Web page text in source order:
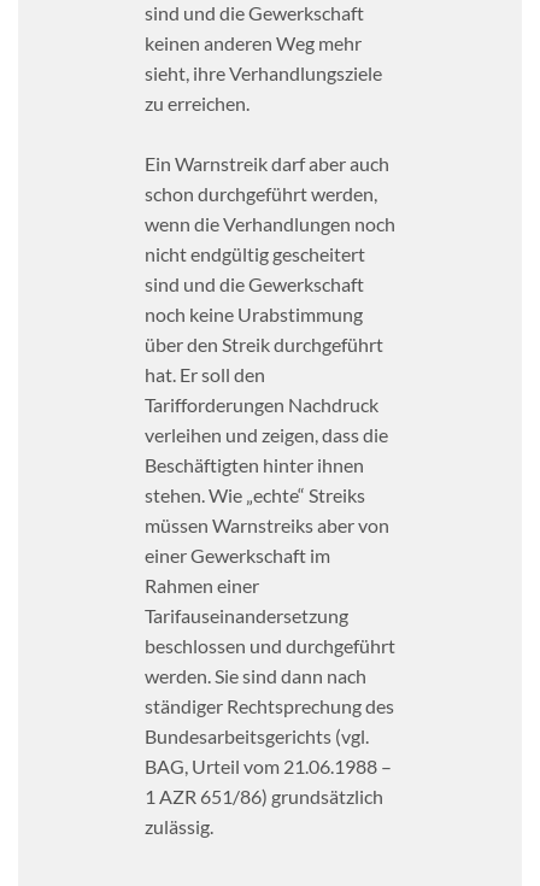
sind und die Gewerkschaft
keinen anderen Weg mehr
sieht, ihre Verhandlungsziele
zu erreichen.
Ein Warnstreik darf aber auch
schon durchgeführt werden,
wenn die Verhandlungen noch
nicht endgültig gescheitert
sind und die Gewerkschaft
noch keine Urabstimmung
über den Streik durchgeführt
hat. Er soll den
Tarifforderungen Nachdruck
verleihen und zeigen, dass die
Beschäftigten hinter ihnen
stehen. Wie „echte“ Streiks
müssen Warnstreiks aber von
einer Gewerkschaft im
Rahmen einer
Tarifauseinandersetzung
beschlossen und durchgeführt
werden. Sie sind dann nach
ständiger Rechtsprechung des
Bundesarbeitsgerichts (vgl.
BAG, Urteil vom 21.06.1988 –
1 AZR 651/86) grundsätzlich
zulässig.